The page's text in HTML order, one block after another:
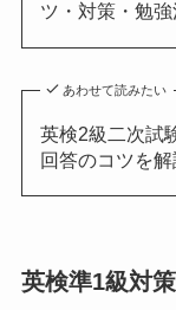
ツ・対策・勉
あわせて読みたい
英検2級二次試
回答のコツを解
英検準1級対策